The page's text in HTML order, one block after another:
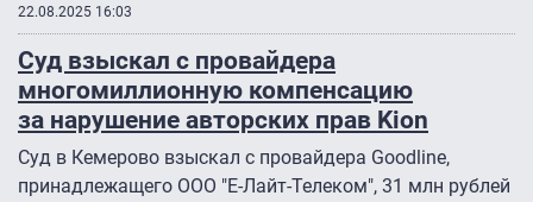
22.08.2025 16:03
Суд взыскал с провайдера
многомиллионную компенсацию
за нарушение авторских прав Kion
Суд в Кемерово взыскал с провайдера Goodline,
принадлежащего ООО "Е-Лайт-Телеком", 31 млн рублей